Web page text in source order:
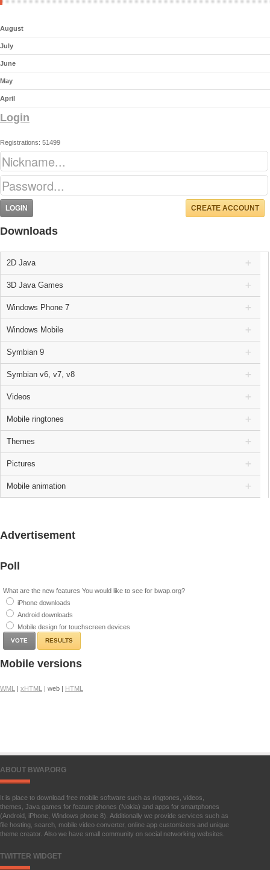
August
July
June
May
April
Login
Registrations: 51499
CREATE ACCOUNT
Downloads
2D Java
3D Java Games
Windows Phone 7
Windows Mobile
Symbian 9
Symbian v6, v7, v8
Videos
Mobile ringtones
Themes
Pictures
Mobile animation
Advertisement
Poll
What are the new features You would like to see for bwap.org?
iPhone downloads
Android downloads
Mobile design for touchscreen devices
RESULTS
Mobile versions
WML | xHTML | web | HTML
ABOUT BWAP.ORG
It is place to download free mobile software such as ringtones, videos,
themes, Java games for feature phones (Nokia) and apps for smartphones
(Android, iPhone, Windows phone 8). Additionally we provide services such as
file hosting, search, mobile video converter, online app customizers and unique
theme creator. Also we have small community on social networking websites.
TWITTER WIDGET